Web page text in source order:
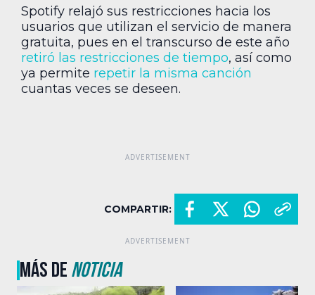
Spotify relajó sus restricciones hacia los
usuarios que utilizan el servicio de manera
gratuita, pues en el transcurso de este año
retiró las restricciones de tiempo, así como
ya permite repetir la misma canción
cuantas veces se deseen.
COMPARTIR:
MÁS DENOTICIA